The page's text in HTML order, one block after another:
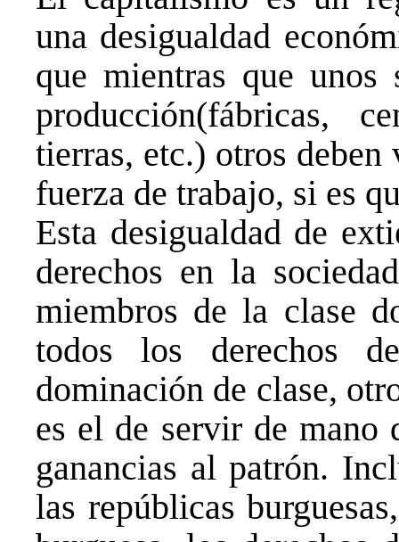
una desigualdad
que mientras que
producción(fábricas,
tierras, etc.) otros deben
fuerza de trabajo, si es
Esta desigualdad de
derechos en la
miembros de la clase
todos los derechos
dominación de clase,
es el de servir de mano
ganancias al patrón.
las repúblicas